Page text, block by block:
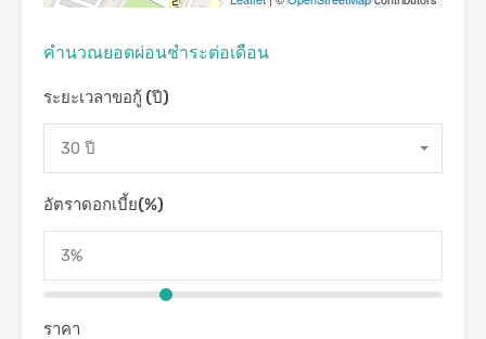
คํานวณยอดผ่อนชําระต่อเดือน
ระยะเวลาขอกู้ (ปี)
30 ปี
อัตราดอกเบี้ย(%)
ราคา